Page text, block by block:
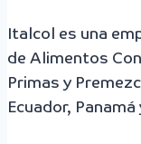
Italcol es una
de Alimentos
Primas y
Ecuador, Panamá